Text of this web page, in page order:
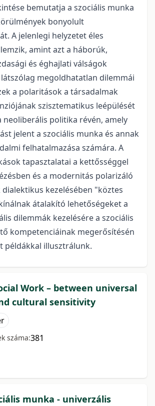
bemutatja a szociális munka
bonyolult
A jelenlegi helyzetet éles
amint azt a háborúk,
és éghajlati válságok
megoldhatatlan dilemmái
a polaritások a társadalmak
szisztematikus leépülését
neoliberális politika révén, amely
jelent a szociális munka és annak
felhatalmazása számára. A
tapasztalatai a kettősséggel
és a modernitás polarizáló
kezelésében "köztes
átalakító lehetőségeket a
dilemmák kezelésére a szociális
kompetenciáinak megerősítésén
példákkal illusztrálunk.
Work – between universal
cultural sensitivity
száma:381
munka - univerzális